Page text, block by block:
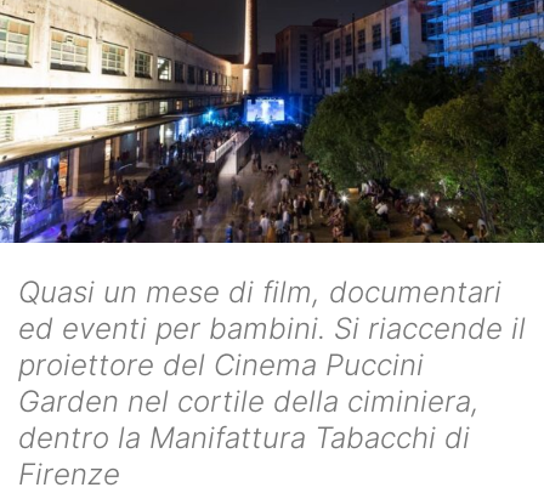
Quasi un mese di film, documentari
ed eventi per bambini. Si riaccende il
proiettore del Cinema Puccini
Garden nel cortile della ciminiera,
dentro la Manifattura Tabacchi di
Firenze